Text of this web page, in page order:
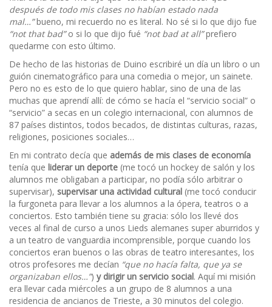
después de todo mis clases no habían estado nada
mal…”bueno, mi recuerdo no es literal. No sé si lo que dijo fue
“not that bad”o si lo que dijo fué “not bad at all”prefiero
quedarme con esto último.
De hecho de las historias de Duino escribiré un día un libro o un
guión cinematográfico para una comedia o mejor, un sainete.
Pero no es esto de lo que quiero hablar, sino de una de las
muchas que aprendí allí: de cómo se hacía el “servicio social” o
“servicio” a secas en un colegio internacional, con alumnos de
87 países distintos, todos becados, de distintas culturas, razas,
religiones, posiciones sociales…
En mi contrato decía que además de mis clases de economía
tenía que liderar un deporte (me tocó un hockey de salón y los
alumnos me obligaban a participar, no podía sólo arbitrar o
supervisar), supervisar una actividad cultural (me tocó conducir
la furgoneta para llevar a los alumnos a la ópera, teatros o a
conciertos. Esto también tiene su gracia: sólo los llevé dos
veces al final de curso a unos Lieds alemanes super aburridos y
a un teatro de vanguardia incomprensible, porque cuando los
conciertos eran buenos o las obras de teatro interesantes, los
otros profesores me decían “que no hacía falta, que ya se
organizaban ellos…”) y dirigir un servicio social. Aquí mi misión
era llevar cada miércoles a un grupo de 8 alumnos a una
residencia de ancianos de Trieste, a 30 minutos del colegio.